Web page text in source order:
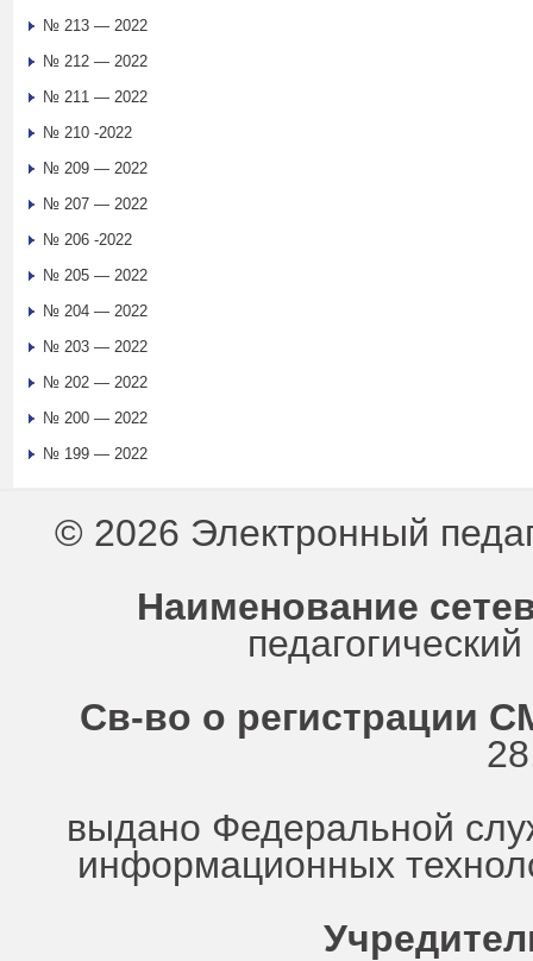
№ 213 — 2022
№ 212 — 2022
№ 211 — 2022
№ 210 -2022
№ 209 — 2022
№ 207 — 2022
№ 206 -2022
№ 205 — 2022
№ 204 — 2022
№ 203 — 2022
№ 202 — 2022
№ 200 — 2022
№ 199 — 2022
© 2026 Электронный
Наименование
Св-во о регистрации
выдано Федеральной
информационных